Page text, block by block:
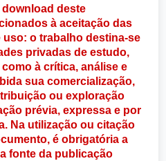
deste
à aceitação das
o trabalho destina-se
privadas de estudo,
à crítica, análise e
sua comercialização,
ou exploração
prévia, expressa e por
Na utilização ou citação
é obrigatória a
fonte da publicação